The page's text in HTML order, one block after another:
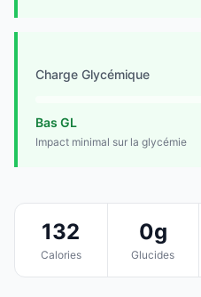
Charge Glycémique
Bas GL
Impact minimal sur la glycémie
132
Calories
0g
Glucides